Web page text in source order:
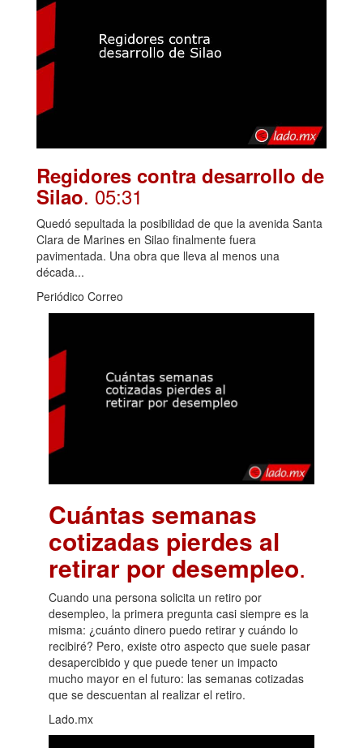
Regidores contra desarrollo de
Silao. 05:31
Quedó sepultada la posibilidad de que la avenida Santa
Clara de Marines en Silao finalmente fuera
pavimentada. Una obra que lleva al menos una
década...
Periódico Correo
Cuántas semanas
cotizadas pierdes al
retirar por desempleo.
Cuando una persona solicita un retiro por
desempleo, la primera pregunta casi siempre es la
misma: ¿cuánto dinero puedo retirar y cuándo lo
recibiré? Pero, existe otro aspecto que suele pasar
desapercibido y que puede tener un impacto
mucho mayor en el futuro: las semanas cotizadas
que se descuentan al realizar el retiro.
Lado.mx